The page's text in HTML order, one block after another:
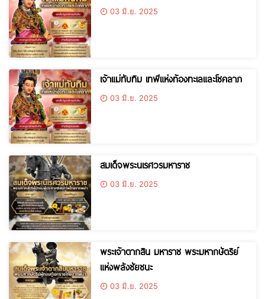
03 มิ.ย. 2025
เจ้าแม่ทับทิม เทพีแห่งท้องทะเลและโชคลาภ
03 มิ.ย. 2025
สมเด็จพระนเรศวรมหาราช
03 มิ.ย. 2025
พระเจ้าตากสิน มหาราช พระมหากษัตริย์
แห่งพลังชัยชนะ
03 มิ.ย. 2025